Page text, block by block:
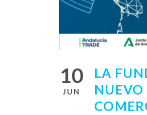
10
JUN
LA